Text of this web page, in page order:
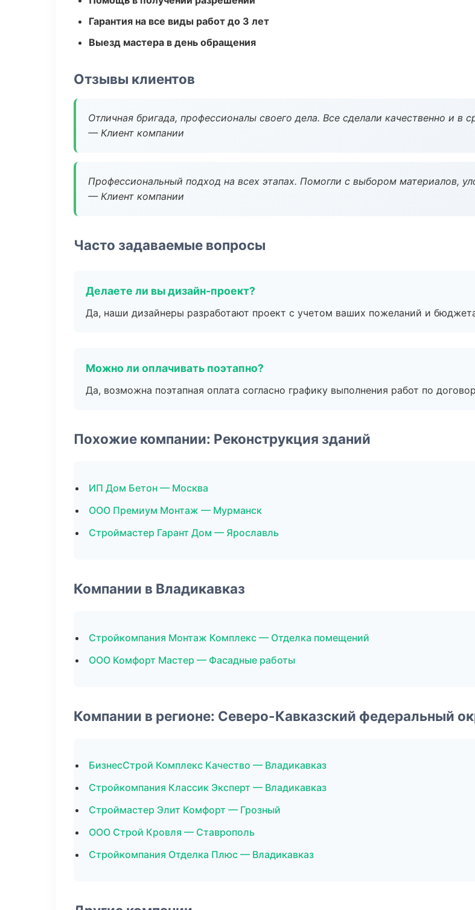
Гарантия на все виды работ до 3 лет
Выезд мастера в день обращения
Отзывы клиентов
Отличная бригада, профессионалы своего дела. Все сделали качественно и в
— Клиент компании
Профессиональный подход на всех этапах. Помогли с выбором материалов,
— Клиент компании
Часто задаваемые вопросы
Делаете ли вы дизайн-проект?
Да, наши дизайнеры разработают проект с учетом ваших пожеланий и
Можно ли оплачивать поэтапно?
Да, возможна поэтапная оплата согласно графику выполнения работ по
Похожие компании: Реконструкция зданий
ИП Дом Бетон — Москва
ООО Премиум Монтаж — Мурманск
Строймастер Гарант Дом — Ярославль
Компании в Владикавказ
Стройкомпания Монтаж Комплекс — Отделка помещений
ООО Комфорт Мастер — Фасадные работы
Компании в регионе: Северо-Кавказский федеральный
БизнесСтрой Комплекс Качество — Владикавказ
Стройкомпания Классик Эксперт — Владикавказ
Строймастер Элит Комфорт — Грозный
ООО Строй Кровля — Ставрополь
Стройкомпания Отделка Плюс — Владикавказ